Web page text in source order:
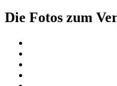
Die Fotos zum